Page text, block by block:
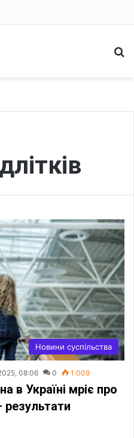
Новини суспільства
08:06 0 1 009
в Україні мріє про